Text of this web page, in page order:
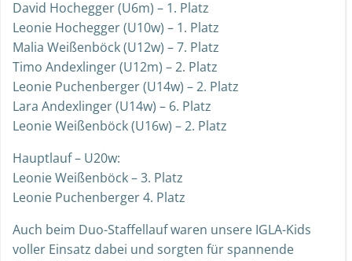
David Hochegger (U6m) – 1. Platz
Leonie Hochegger (U10w) – 1. Platz
Malia Weißenböck (U12w) – 7. Platz
Timo Andexlinger (U12m) – 2. Platz
Leonie Puchenberger (U14w) – 2. Platz
Lara Andexlinger (U14w) – 6. Platz
Leonie Weißenböck (U16w) – 2. Platz
Hauptlauf – U20w:
Leonie Weißenböck – 3. Platz
Leonie Puchenberger 4. Platz
Auch beim Duo-Staffellauf waren unsere IGLA-Kids
voller Einsatz dabei und sorgten für spannende